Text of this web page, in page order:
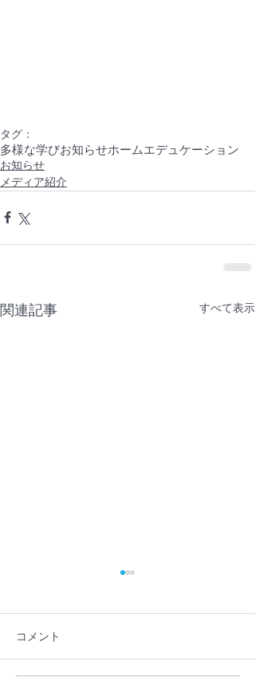
タグ：
多様な学びお知らせホームエデュケーション
お知らせ
メディア紹介
関連記事 すべて表示
コメント